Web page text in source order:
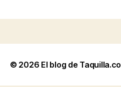
© 2026 El blog de